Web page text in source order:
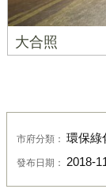
大合照
市府分類： 環保綠
發布日期： 2018-